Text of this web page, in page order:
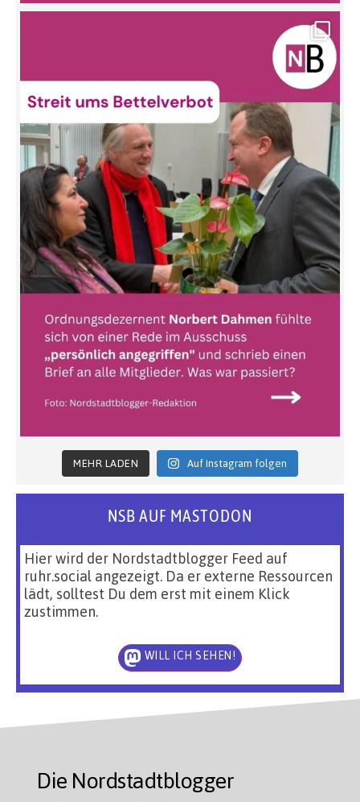
MEHR LADEN Auf Instagram folgen
NSB AUF MASTODON
Hier wird der Nordstadtblogger Feed auf
ruhr.social angezeigt. Da er externe Ressourcen
lädt, solltest Du dem erst mit einem Klick
zustimmen.
WILL ICH SEHEN!
Die Nordstadtblogger